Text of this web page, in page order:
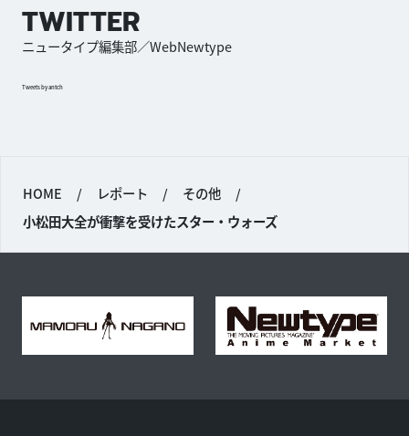
TWITTER
ニュータイプ編集部／WebNewtype
Tweets by antch
HOME / レポート / その他
/
小松田大全が衝撃を受けたスター・ウォーズ